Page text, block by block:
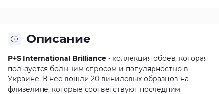
Описание
P+S International Brilliance - коллекция обоев, которая
пользуется большим спросом и популярностью в
Украине. В нее вошли 20 виниловых образцов на
флизелине, которые соответствуют последним